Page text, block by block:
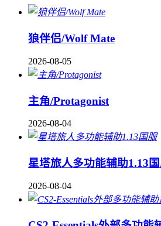
狼伴侣/Wolf Mate
2026-08-05
主角/Protagonist
2026-08-04
星塔旅人多功能辅助1.13
2026-08-04